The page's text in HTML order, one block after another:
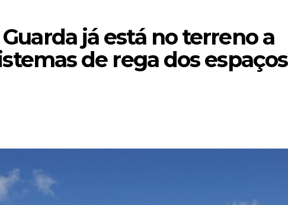
já está no terreno a
de rega dos espaços